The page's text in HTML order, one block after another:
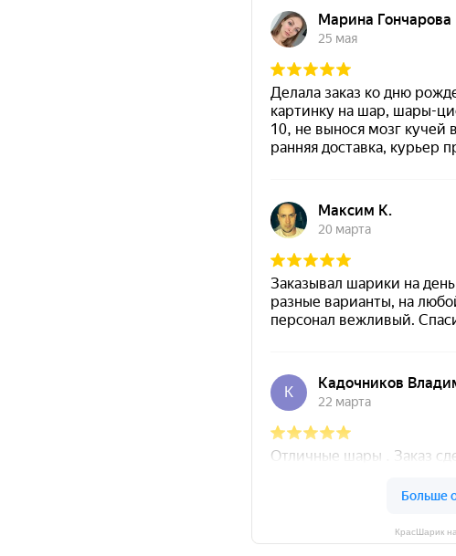
КрасШарик